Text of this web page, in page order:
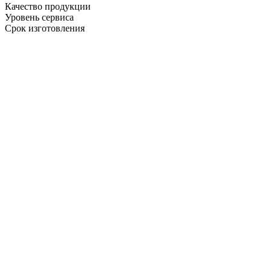
Качество продукции
Уровень сервиса
Срок изготовления